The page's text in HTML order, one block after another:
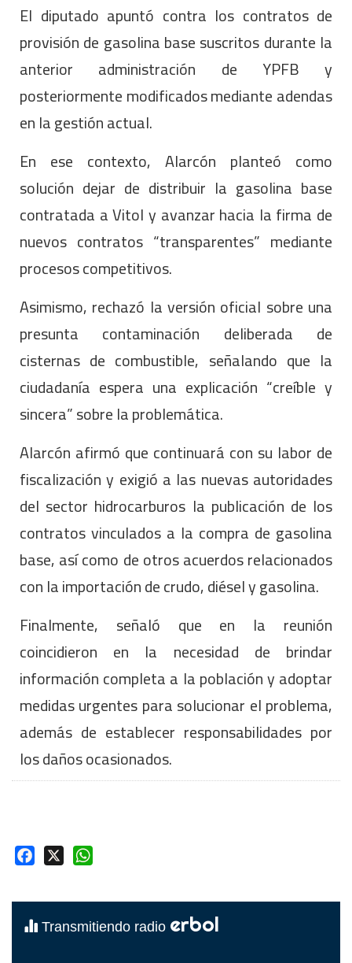
El diputado apuntó contra los contratos de
provisión de gasolina base suscritos durante la
anterior administración de YPFB y
posteriormente modificados mediante adendas
en la gestión actual.
En ese contexto, Alarcón planteó como
solución dejar de distribuir la gasolina base
contratada a Vitol y avanzar hacia la firma de
nuevos contratos “transparentes” mediante
procesos competitivos.
Asimismo, rechazó la versión oficial sobre una
presunta contaminación deliberada de
cisternas de combustible, señalando que la
ciudadanía espera una explicación “creíble y
sincera” sobre la problemática.
Alarcón afirmó que continuará con su labor de
fiscalización y exigió a las nuevas autoridades
del sector hidrocarburos la publicación de los
contratos vinculados a la compra de gasolina
base, así como de otros acuerdos relacionados
con la importación de crudo, diésel y gasolina.
Finalmente, señaló que en la reunión
coincidieron en la necesidad de brindar
información completa a la población y adoptar
medidas urgentes para solucionar el problema,
además de establecer responsabilidades por
los daños ocasionados.
Facebook
Transmitiendo radio erbol